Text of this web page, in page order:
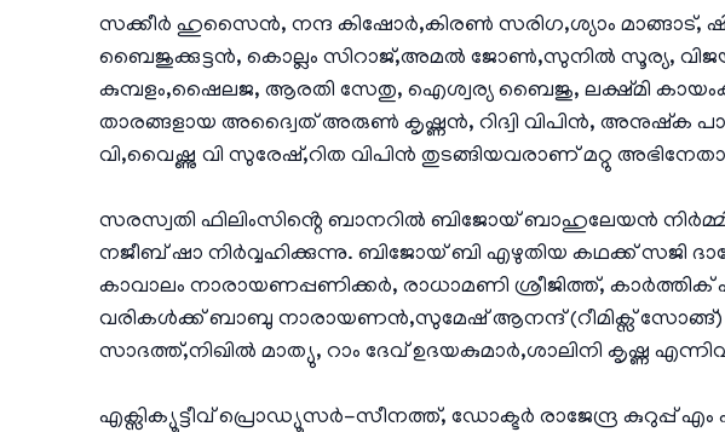
സക്കീർ ഹുസൈൻ, നന്ദ കിഷോർ,കിരൺ സരിഗ,ശ്യാം മാങ്ങാട്,
ബൈജുക്കുട്ടൻ, കൊല്ലം സിറാജ്,അമൽ ജോൺ,സുനിൽ സൂര്യ, വിജയ്
കുമ്പളം,ഷൈലജ, ആരതി സേതു, ഐശ്വര്യ ബൈജു, ലക്ഷ്മി
താരങ്ങളായ അദ്വൈത് അരുൺ കൃഷ്ണൻ, റിദ്വി വിപിൻ, അനുഷ്ക
വി,വൈഷ്ണു വി സുരേഷ്,റിത വിപിൻ തുടങ്ങിയവരാണ് മറ്റു
സരസ്വതി ഫിലിംസിൻ്റെ ബാനറിൽ ബിജോയ് ബാഹുലേയൻ
നജീബ് ഷാ നിർവ്വഹിക്കുന്നു. ബിജോയ് ബി എഴുതിയ കഥക്ക് സജി
കാവാലം നാരായണപ്പണിക്കർ, രാധാമണി ശ്രീജിത്ത്,
വരികൾക്ക് ബാബു നാരായണൻ,സുമേഷ് ആനന്ദ് (റീമിക്സ്
സാദത്ത്,നിഖിൽ മാത്യു, റാം ദേവ് ഉദയകുമാർ,ശാലിനി കൃഷ്ണ
എക്സിക്യൂട്ടീവ് പ്രൊഡ്യൂസർ-സീനത്ത്, ഡോക്ടർ രാജേന്ദ്ര